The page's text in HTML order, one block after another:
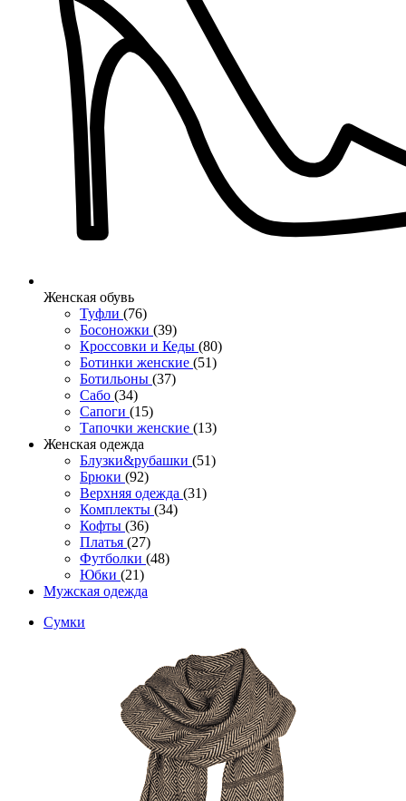
Женcкая обувь
Туфли (76)
Босоножки (39)
Кроссовки и Кеды (80)
Ботинки женские (51)
Ботильоны (37)
Сабо (34)
Сапоги (15)
Тапочки женские (13)
Женская одежда
Блузки&рубашки (51)
Брюки (92)
Верхняя одежда (31)
Комплекты (34)
Кофты (36)
Платья (27)
Футболки (48)
Юбки (21)
Мужская одежда
Сумки